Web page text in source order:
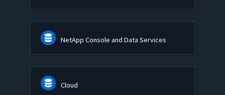
NetApp Console and Data Services
Cloud